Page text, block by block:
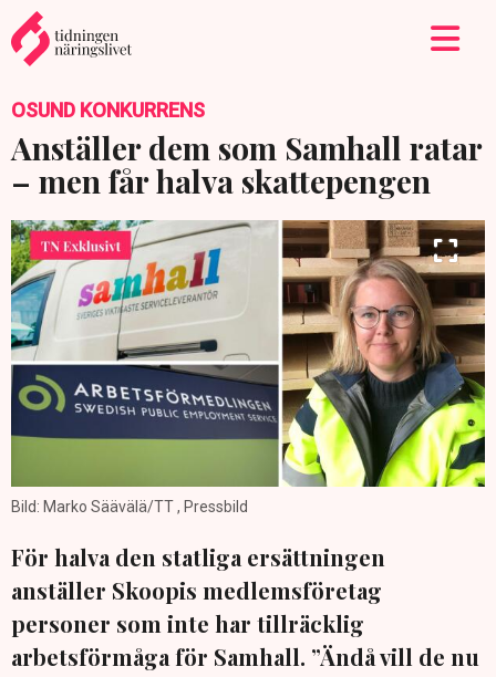
OSUND KONKURRENS
Anställer dem som Samhall ratar
– men får halva skattepengen
Bild: Marko Säävälä/TT , Pressbild
För halva den statliga ersättningen
anställer Skoopis medlemsföretag
personer som inte har tillräcklig
arbetsförmåga för Samhall. ”Ändå vill de nu